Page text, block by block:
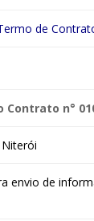
de
Contrato n°
envio de